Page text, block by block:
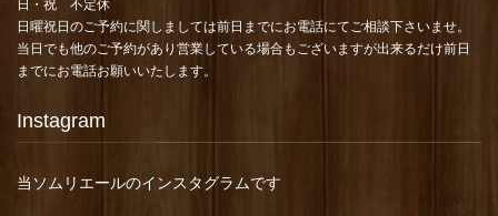
日・祝 不定休
日曜祝日のご予約に関しましては前日までにお電話にてご相談下さいませ。
当日でも他のご予約があり営業している場合もございますが出来るだけ前日
までにお電話お願いいたします。
Instagram
当ソムリエールのインスタグラムです